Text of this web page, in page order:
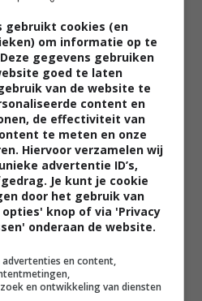
op school maken
mij”
elkaar tijdens een
dat het een
zegt Ilona. “Je kent dat
even, maar daarna gaat
gebruikt cookies (en
om informatie op te
gegevens gebruiken
goed te laten
van de website te
content en
de effectiviteit van
te meten en onze
Hiervoor verzamelen wij
advertentie ID’s,
Je kunt je cookie
door het gebruik van
knop of via 'Privacy
onderaan de website.
en content,
en ontwikkeling van diensten